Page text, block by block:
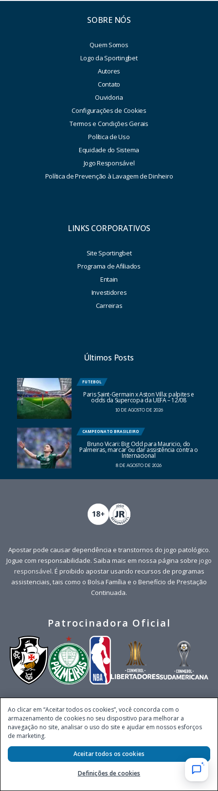
SOBRE NÓS
Quem Somos
Logo da Sportingbet
Autores
Contato
Ouvidoria
Configurações de Cookies
Termos e Condições Gerais
Política de Uso
Equidade do Sistema
Jogo Responsável
Política de Prevenção à Lavagem de Dinheiro
LINKS CORPORATIVOS
Site Sportingbet
Programa de Afiliados
Entain
Investidores
Carreiras
Últimos Posts
FUTEBOL
Paris Saint-Germain x Aston Villa: palpites e
odds da Supercopa da UEFA – 12/08
10 DE AGOSTO DE 2026
CAMPEONATO BRASILEIRO
Bruno Vicari: Big Odd para Mauricio, do
Palmeiras, marcar ou dar assistência contra o
Internacional
8 DE AGOSTO DE 2026
Apostar pode causar dependência e transtornos do jogo patológico.
Jogue com responsabilidade. Saiba mais em nossa página sobre jogo
responsável. É proibido apostar usando recursos de programas
assistenciais, tais como o Bolsa Família e o Benefício de Prestação
Continuada.
Patrocinadora Oficial
Redes Sociais
Este site é operado pela Ventmear Brasil LTDA (CNPJ 52.868.380/0001-84), com
Rua Henrique Monteiro, nº 22, 8º andar, Pinheiros
, no Município de
São Paulo, Estado de São Paulo, CEP 04538-133, Brasil - empresa autorizada a
Ao clicar em “Aceitar todos os cookies”, você concorda com o
armazenamento de cookies no seu dispositivo para melhorar a
navegação no site, analisar o uso do site e ajudar em nossos esforços
de marketing.
Definições de cookies
Aceitar todos os cookies